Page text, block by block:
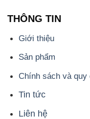
THÔNG TIN
Giới thiệu
Sản phẩm
Chính sách và quy
Tin tức
Liên hệ